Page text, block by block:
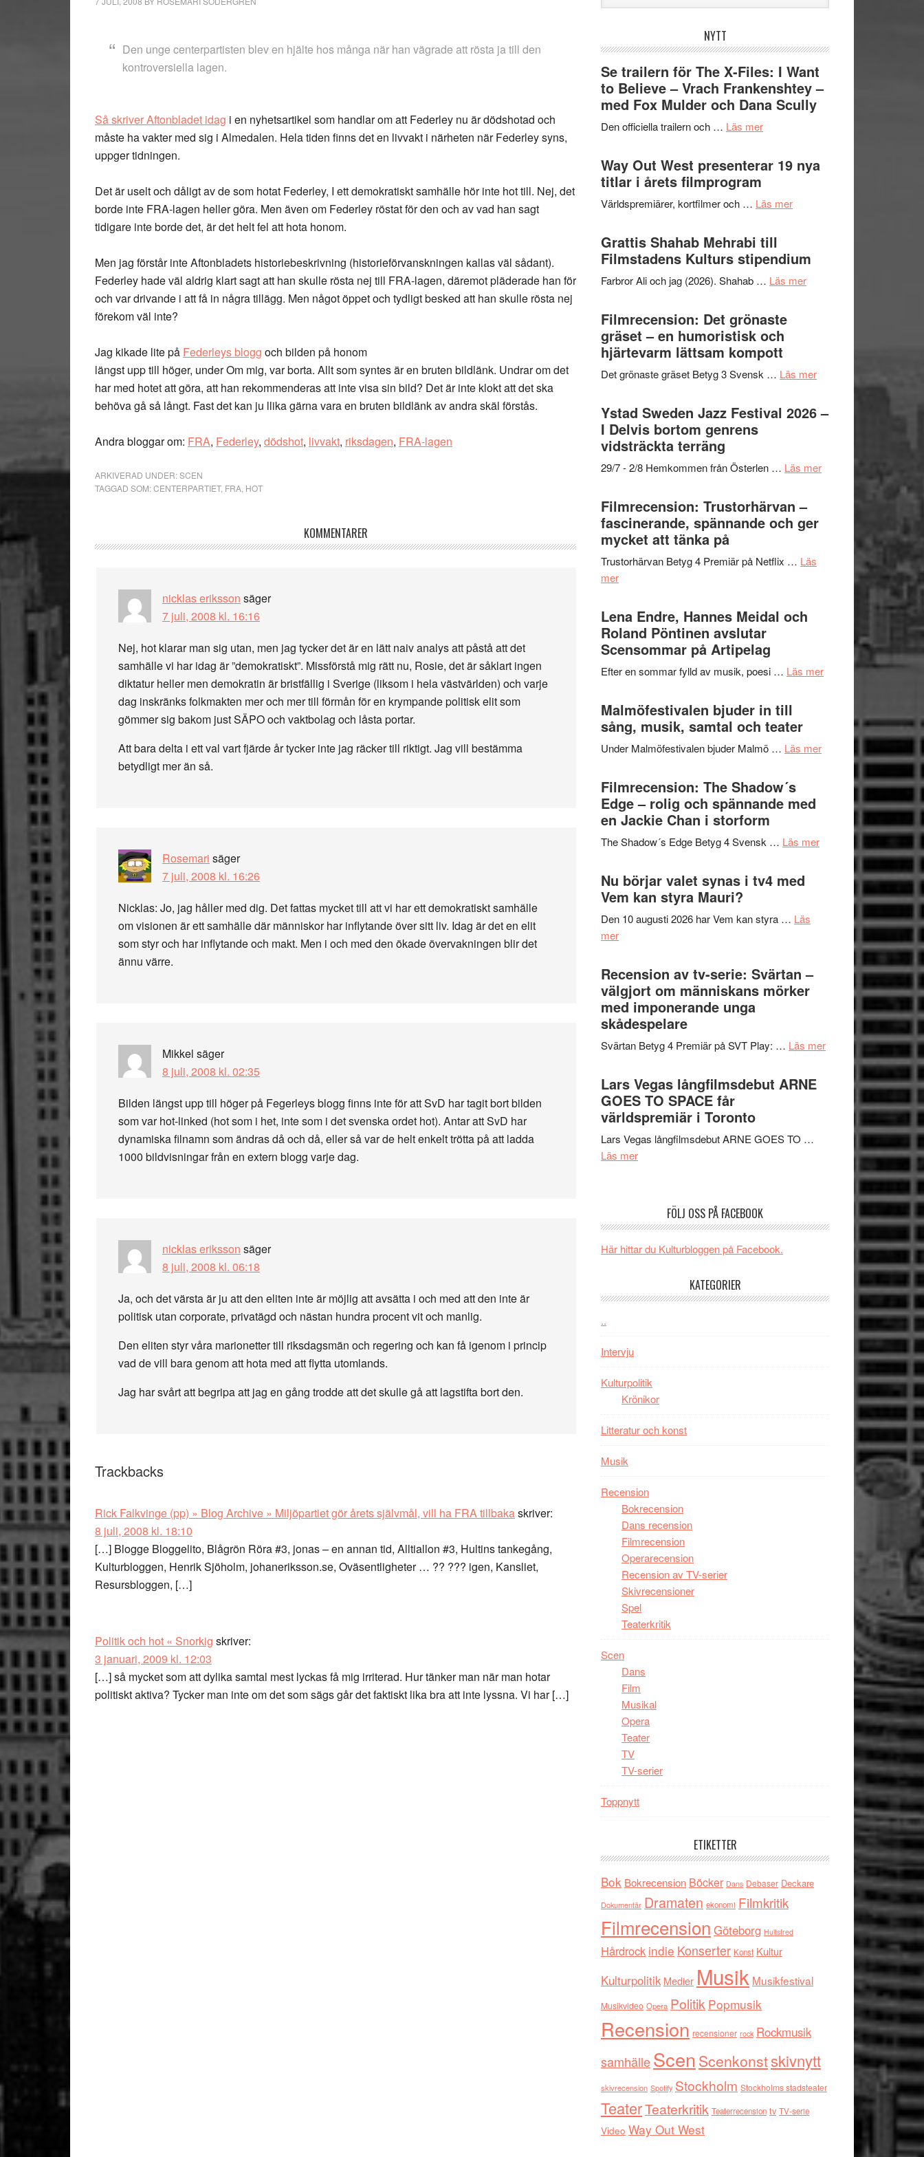
Den unge centerpartisten blev en hjälte hos många när han vägrade att rösta ja till den
kontroversiella lagen.
Så skriver Aftonbladet idag i en nyhetsartikel som handlar om att Federley nu är dödshotad och
måste ha vakter med sig i Almedalen. Hela tiden finns det en livvakt i närheten när Federley syns,
uppger tidningen.
Det är uselt och dåligt av de som hotat Federley, I ett demokratiskt samhälle hör inte hot till. Nej, det
borde inte FRA-lagen heller göra. Men även om Federley röstat för den och av vad han sagt
tidigare inte borde det, är det helt fel att hota honom.
Men jag förstår inte Aftonbladets historiebeskrivning (historieförvanskningen kallas väl sådant).
Federley hade väl aldrig klart sagt att han skulle rösta nej till FRA-lagen, däremot pläderade han för
och var drivande i att få in några tillägg. Men något öppet och tydligt besked att han skulle rösta nej
förekom väl inte?
Jag kikade lite på Federleys blogg och bilden på honom
längst upp till höger, under Om mig, var borta. Allt som syntes är en bruten bildlänk. Undrar om det
har med hotet att göra, att han rekommenderas att inte visa sin bild? Det är inte klokt att det ska
behöva gå så långt. Fast det kan ju llika gärna vara en bruten bildlänk av andra skäl förstås.
Andra bloggar om: FRA, Federley, dödshot, livvakt, riksdagen, FRA-lagen
ARKIVERAD UNDER:SCEN
TAGGAD SOM:CENTERPARTIET, FRA HOT
KOMMENTARER
nicklas eriksson säger
7 juli, 2008 kl. 16:16
Nej, hot klarar man sig utan, men jag tycker det är en lätt naiv analys att påstå att det
samhälle vi har idag är ”demokratiskt”. Missförstå mig rätt nu, Rosie, det är såklart ingen
diktatur heller men demokratin är bristfällig i Sverige (liksom i hela västvärlden) och varje
dag inskränks folkmakten mer och mer till förmån för en krympande politisk elit som
gömmer sig bakom just SÄPO och vaktbolag och låsta portar.
Att bara delta i ett val vart fjärde år tycker inte jag räcker till riktigt. Jag vill bestämma
betydligt mer än så.
Rosemari säger
7 juli, 2008 kl. 16:26
Nicklas: Jo, jag håller med dig. Det fattas mycket till att vi har ett demokratiskt samhälle
om visionen är ett samhälle där människor har inflytande över sitt liv. Idag är det en elit
som styr och har inflytande och makt. Men i och med den ökade övervakningen blir det
ännu värre.
Mikkel säger
8 juli, 2008 kl. 02:35
Bilden längst upp till höger på Fegerleys blogg finns inte för att SvD har tagit bort bilden
som var hot-linked (hot som i het, inte som i det svenska ordet hot). Antar att SvD har
dynamiska filnamn som ändras då och då, eller så var de helt enkelt trötta på att ladda
1000 bildvisningar från en extern blogg varje dag.
nicklas eriksson säger
8 juli, 2008 kl. 06:18
Ja, och det värsta är ju att den eliten inte är möjlig att avsätta i och med att den inte är
politisk utan corporate, privatägd och nästan hundra procent vit och manlig.
Den eliten styr våra marionetter till riksdagsmän och regering och kan få igenom i princip
vad de vill bara genom att hota med att flytta utomlands.
Jag har svårt att begripa att jag en gång trodde att det skulle gå att lagstifta bort den.
Trackbacks
Rick Falkvinge (pp) » Blog Archive » Miljöpartiet gör årets självmål, vill ha FRA tillbakaskriver:
8 juli, 2008 kl. 18:10
[…] Blogge Bloggelito, Blågrön Röra #3, jonas – en annan tid, Alltiallon #3, Hultins tankegång,
Kulturbloggen, Henrik Sjöholm, johaneriksson.se, Oväsentligheter … ?? ??? igen, Kansliet,
Resursbloggen, […]
Politik och hot « Snorkig skriver:
3 januari, 2009 kl. 12:03
[…] så mycket som att dylika samtal mest lyckas få mig irriterad. Hur tänker man när man hotar
politiskt aktiva? Tycker man inte om det som sägs går det faktiskt lika bra att inte lyssna. Vi har […]
webbplatsen
NYTT
Se trailern för The X-Files: I Want
to Believe – Vrach Frankenshtey –
med Fox Mulder och Dana Scully
Den officiella trailern och … Läs merom
trailern
för
X-
I
Want
to
Believe
Vrach
Frankenshtey
–
med
Mulder
och
Way Out West presenterar 19 nya
titlar i årets filmprogram
Världspremiärer, kortfilmer och … Läs merom
presenterar
19
Grattis Shahab Mehrabi till
Filmstadens Kulturs stipendium
Farbror Ali och jag (2026). Shahab … Läs merom
Kulturs
Filmrecension: Det grönaste
gräset – en humoristisk och
hjärtevarm lättsam kompott
Det grönaste gräset Betyg 3 Svensk … Läs merom
Filmrecension:
en
hjärtevarm
Ystad Sweden Jazz Festival 2026 –
I Delvis bortom genrens
vidsträckta terräng
29/7 - 2/8 Hemkommen från Österlen … Läs merom
vidsträckta
Filmrecension: Trustorhärvan –
fascinerande, spännande och ger
mycket att tänka på
Trustorhärvan Betyg 4 Premiär på Netflix … Läs
merom
Trustorhärvan
–
fascinerande,
spännande
och
mycket
att
tänka
Lena Endre, Hannes Meidal och
Roland Pöntinen avslutar
Scensommar på Artipelag
Efter en sommar fylld av musik, poesi … Läs merom
Hannes
Roland
Pöntinen
avslutar
Artipelag
Malmöfestivalen bjuder in till
sång, musik, samtal och teater
Under Malmöfestivalen bjuder Malmö … Läs merom
Malmöfestivalen
Filmrecension: The Shadow´s
Edge – rolig och spännande med
en Jackie Chan i storform
The Shadow´s Edge Betyg 4 Svensk … Läs merom
Filmrecension:
spännande
Chan
storform
Nu börjar valet synas i tv4 med
Vem kan styra Mauri?
Den 10 augusti 2026 har Vem kan styra … Läs
merom
valet
synas
i
tv4
med
kan
styra
Mauri?
Recension av tv-serie: Svärtan –
välgjort om människans mörker
med imponerande unga
skådespelare
Svärtan Betyg 4 Premiär på SVT Play: … Läs merom
Recension
Svärtan
välgjort
människans
med
imponerande
skådespelare
Lars Vegas långfilmsdebut ARNE
GOES TO SPACE får
världspremiär i Toronto
Lars Vegas långfilmsdebut ARNE GOES TO …
Läs merom
långfilmsdebut
TO
världspremiär
FÖLJ OSS PÅ FACEBOOK
Här hittar du Kulturbloggen på Facebook.
KATEGORIER
..
Intervju
Kulturpolitik
Krönikor
Litteratur och konst
Musik
Recension
Bokrecension
Dans recension
Filmrecension
Operarecension
Recension av TV-serier
Skivrecensioner
Spel
Teaterkritik
Scen
Dans
Film
Musikal
Opera
Teater
TV
TV-serier
Toppnytt
ETIKETTER
Bok Bokrecension Böcker Dans Debaser Deckare
Dokumentär Dramaten ekonomi Filmkritik
Filmrecension Göteborg Hultsfred
Hårdrock indie Konserter Konst Kultur
Kulturpolitik Medier Musik Musikfestival
Musikvideo Opera Politik Popmusik
Recension recensioner rock Rockmusik
samhälleScen Scenkonstskivnytt
skivrecension Spotify Stockholm Stockholms stadsteater
TeaterTeaterkritik Teaterrecension tv TV-serie
Video Way Out West